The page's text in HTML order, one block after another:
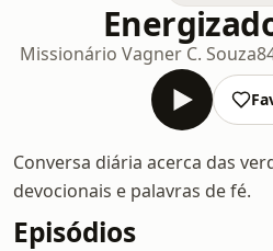
Missionário Vagner C. Souza
Conversa diária acerca das
devocionais e palavras de fé.
Episódios